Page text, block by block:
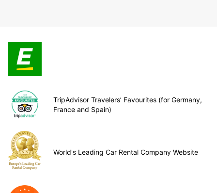
TripAdvisor Travelers’ Favourites (for Germany,
France and Spain)
World's Leading Car Rental Company Website